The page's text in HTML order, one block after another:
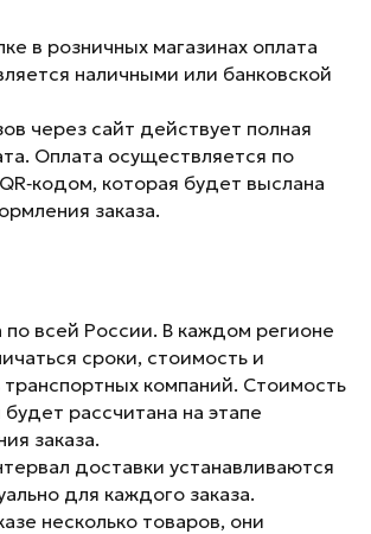
в розничных магазинах оплата
наличными или банковской
через сайт действует полная
Оплата осуществляется по
которая будет выслана
заказа.
по всей России. В каждом регионе
сроки, стоимость и
транспортных компаний. Стоимость
рассчитана на этапе
заказа.
доставки устанавливаются
для каждого заказа.
несколько товаров, они
82